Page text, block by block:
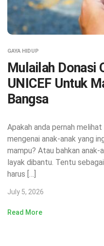
GAYA HIDUP
Mulailah Donasi
UNICEF Untuk
Bangsa
Apakah anda pernah
mengenai anak-anak yang
mampu? Atau bahkan anak-
layak dibantu. Tentu
harus […]
July 5, 2026
Read More